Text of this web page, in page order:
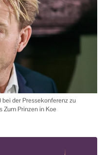
der Pressekonferenz zu
Zum Prinzen in Koe